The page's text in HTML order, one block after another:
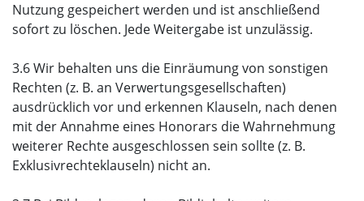
Nutzung gespeichert werden und ist anschließend
sofort zu löschen. Jede Weitergabe ist unzulässig.
3.6 Wir behalten uns die Einräumung von sonstigen
Rechten (z. B. an Verwertungsgesellschaften)
ausdrücklich vor und erkennen Klauseln, nach denen
mit der Annahme eines Honorars die Wahrnehmung
weiterer Rechte ausgeschlossen sein sollte (z. B.
Exklusivrechteklauseln) nicht an.